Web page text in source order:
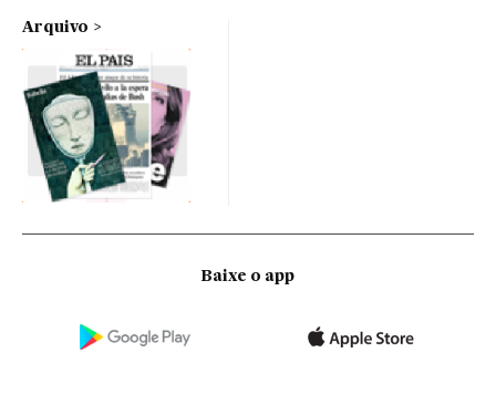
Arquivo
Baixe o app